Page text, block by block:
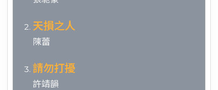
天損之人
陳蕾
請勿打擾
許靖韻